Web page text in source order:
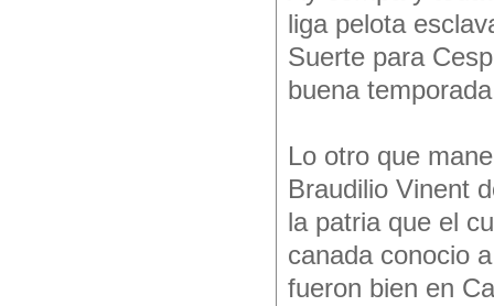
liga pelota
Suerte para
buena
Lo otro que
Braudilio Vinent
la patria que el
canada conocio
fueron bien en